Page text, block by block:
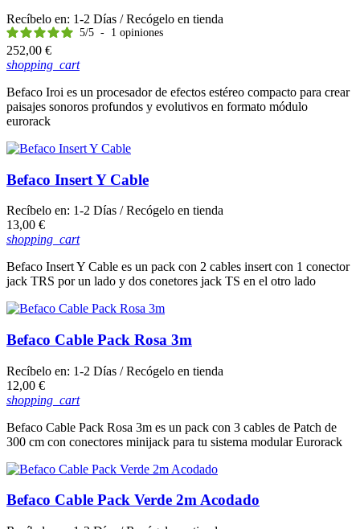
Recíbelo en: 1-2 Días / Recógelo en tienda
5/5 - 1 opiniones
Precio
252,00 €
shopping_cart
Befaco Iroi es un procesador de efectos estéreo compacto para crear
paisajes sonoros profundos y evolutivos en formato módulo
eurorack
Befaco Insert Y Cable
Recíbelo en: 1-2 Días / Recógelo en tienda
Precio
13,00 €
shopping_cart
Befaco Insert Y Cable es un pack con 2 cables insert con 1 conector
jack TRS por un lado y dos conetores jack TS en el otro lado
Befaco Cable Pack Rosa 3m
Recíbelo en: 1-2 Días / Recógelo en tienda
Precio
12,00 €
shopping_cart
Befaco Cable Pack Rosa 3m es un pack con 3 cables de Patch de
300 cm con conectores minijack para tu sistema modular Eurorack
Befaco Cable Pack Verde 2m Acodado